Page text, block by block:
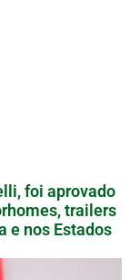
foi aprovado
trailers
e nos Estados